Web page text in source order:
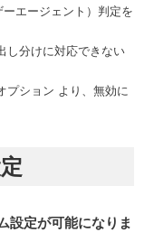
エージェント）判定を
し分けに対応できない
プション より、無効に
設定が可能になりま